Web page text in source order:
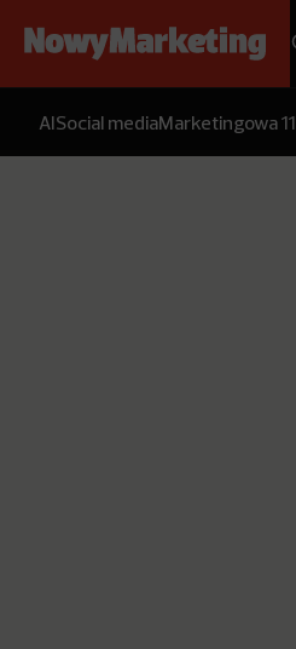
AISocial mediaMarketingowa 11